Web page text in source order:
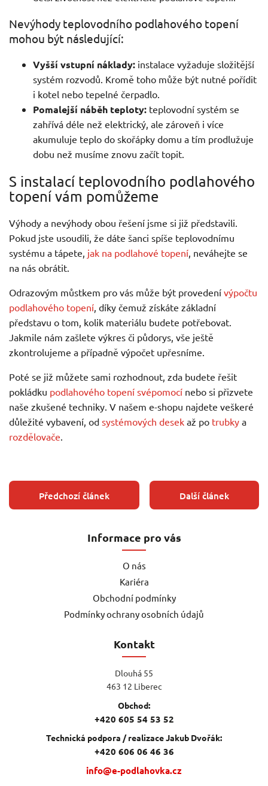
Nevýhody teplovodního podlahového topení
mohou být následující:
Vyšší vstupní náklady: instalace vyžaduje složitější
systém rozvodů. Kromě toho může být nutné pořídit
i kotel nebo tepelné čerpadlo.
Pomalejší náběh teploty: teplovodní systém se
zahřívá déle než elektrický, ale zároveň i více
akumuluje teplo do skořápky domu a tím prodlužuje
dobu než musíme znovu začít topit.
S instalací teplovodního podlahového
topení vám pomůžeme
Výhody a nevýhody obou řešení jsme si již představili.
Pokud jste usoudili, že dáte šanci spíše teplovodnímu
systému a tápete, jak na podlahové topení, neváhejte se
na nás obrátit.
Odrazovým můstkem pro vás může být provedení výpočtu
podlahového topení, díky čemuž získáte základní
představu o tom, kolik materiálu budete potřebovat.
Jakmile nám zašlete výkres či půdorys, vše ještě
zkontrolujeme a případně výpočet upřesníme.
Poté se již můžete sami rozhodnout, zda budete řešit
pokládku podlahového topení svépomocí nebo si přizvete
naše zkušené techniky. V našem e-shopu najdete veškeré
důležité vybavení, od systémových desek až po trubky a
rozdělovače.
Předchozí článek Další článek
Informace pro vás
O nás
Kariéra
Obchodní podmínky
Podmínky ochrany osobních údajů
Kontakt
Dlouhá 55
463 12 Liberec
Obchod:
+420 605 54 53 52
Technická podpora / realizace Jakub Dvořák:
+420 606 06 46 36
info@e-podlahovka.cz